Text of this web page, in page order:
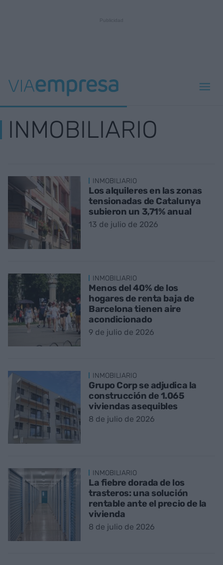
INMOBILIARIO
INMOBILIARIO
Los alquileres en las zonas
tensionadas de Catalunya
subieron un 3,71% anual
13 de julio de 2026
INMOBILIARIO
Menos del 40% de los
hogares de renta baja de
Barcelona tienen aire
acondicionado
9 de julio de 2026
INMOBILIARIO
Grupo Corp se adjudica la
construcción de 1.065
viviendas asequibles
8 de julio de 2026
INMOBILIARIO
La fiebre dorada de los
trasteros: una solución
rentable ante el precio de la
vivienda
8 de julio de 2026